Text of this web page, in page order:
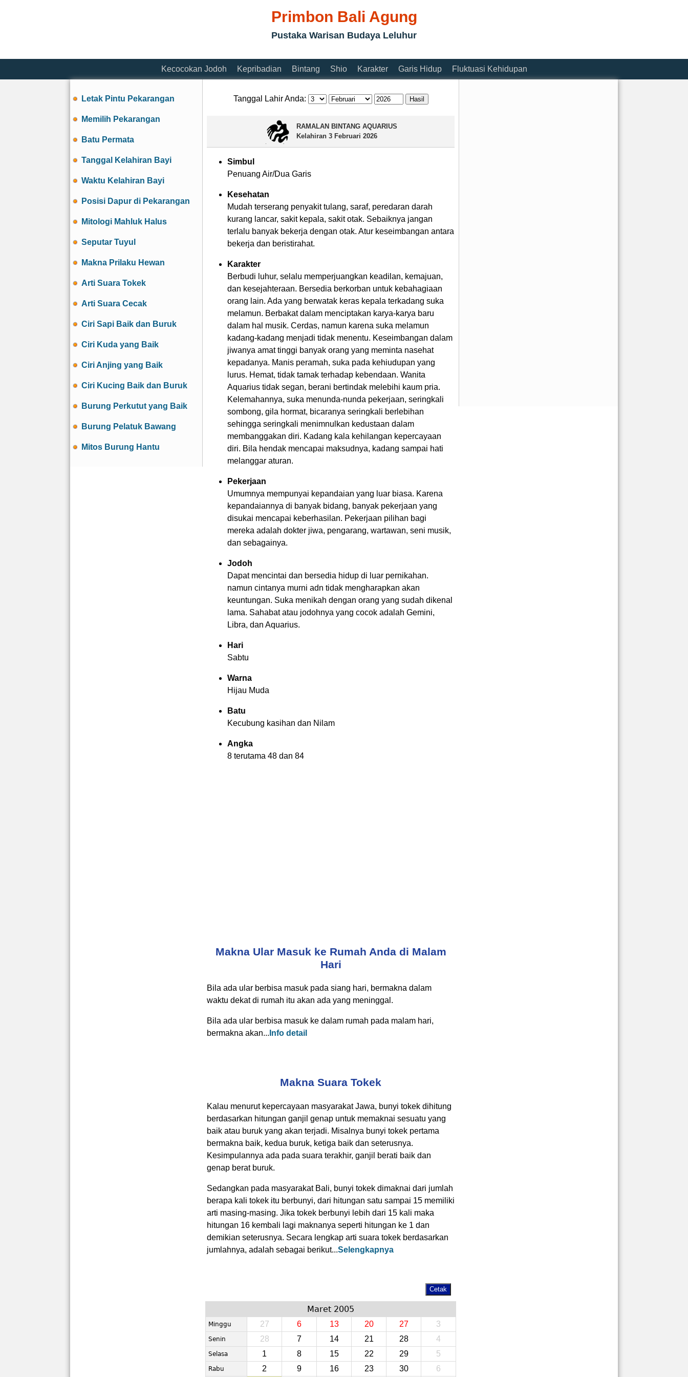
Primbon Bali Agung
Pustaka Warisan Budaya Leluhur
Kecocokan Jodoh Kepribadian Bintang Shio Karakter Garis Hidup Fluktuasi Kehidupan
Letak Pintu Pekarangan
Memilih Pekarangan
Batu Permata
Tanggal Kelahiran Bayi
Waktu Kelahiran Bayi
Posisi Dapur di Pekarangan
Mitologi Mahluk Halus
Seputar Tuyul
Makna Prilaku Hewan
Arti Suara Tokek
Arti Suara Cecak
Ciri Sapi Baik dan Buruk
Ciri Kuda yang Baik
Ciri Anjing yang Baik
Ciri Kucing Baik dan Buruk
Burung Perkutut yang Baik
Burung Pelatuk Bawang
Mitos Burung Hantu
Tanggal Lahir Anda:
RAMALAN BINTANG AQUARIUS
Kelahiran 3 Februari 2026
Simbul
Penuang Air/Dua Garis
Kesehatan
Mudah terserang penyakit tulang, saraf, peredaran darah
kurang lancar, sakit kepala, sakit otak. Sebaiknya jangan
terlalu banyak bekerja dengan otak. Atur keseimbangan antara
bekerja dan beristirahat.
Karakter
Berbudi luhur, selalu memperjuangkan keadilan, kemajuan,
dan kesejahteraan. Bersedia berkorban untuk kebahagiaan
orang lain. Ada yang berwatak keras kepala terkadang suka
melamun. Berbakat dalam menciptakan karya-karya baru
dalam hal musik. Cerdas, namun karena suka melamun
kadang-kadang menjadi tidak menentu. Keseimbangan dalam
jiwanya amat tinggi banyak orang yang meminta nasehat
kepadanya. Manis peramah, suka pada kehiudupan yang
lurus. Hemat, tidak tamak terhadap kebendaan. Wanita
Aquarius tidak segan, berani bertindak melebihi kaum pria.
Kelemahannya, suka menunda-nunda pekerjaan, seringkali
sombong, gila hormat, bicaranya seringkali berlebihan
sehingga seringkali menimnulkan kedustaan dalam
membanggakan diri. Kadang kala kehilangan kepercayaan
diri. Bila hendak mencapai maksudnya, kadang sampai hati
melanggar aturan.
Pekerjaan
Umumnya mempunyai kepandaian yang luar biasa. Karena
kepandaiannya di banyak bidang, banyak pekerjaan yang
disukai mencapai keberhasilan. Pekerjaan pilihan bagi
mereka adalah dokter jiwa, pengarang, wartawan, seni musik,
dan sebagainya.
Jodoh
Dapat mencintai dan bersedia hidup di luar pernikahan.
namun cintanya murni adn tidak mengharapkan akan
keuntungan. Suka menikah dengan orang yang sudah dikenal
lama. Sahabat atau jodohnya yang cocok adalah Gemini,
Libra, dan Aquarius.
Hari
Sabtu
Warna
Hijau Muda
Batu
Kecubung kasihan dan Nilam
Angka
8 terutama 48 dan 84
Makna Ular Masuk ke Rumah Anda di Malam
Hari
Bila ada ular berbisa masuk pada siang hari, bermakna dalam
waktu dekat di rumah itu akan ada yang meninggal.
Bila ada ular berbisa masuk ke dalam rumah pada malam hari,
bermakna akan... Info detail
Makna Suara Tokek
Kalau menurut kepercayaan masyarakat Jawa, bunyi tokek dihitung
berdasarkan hitungan ganjil genap untuk memaknai sesuatu yang
baik atau buruk yang akan terjadi. Misalnya bunyi tokek pertama
bermakna baik, kedua buruk, ketiga baik dan seterusnya.
Kesimpulannya ada pada suara terakhir, ganjil berati baik dan
genap berat buruk.
Sedangkan pada masyarakat Bali, bunyi tokek dimaknai dari jumlah
berapa kali tokek itu berbunyi, dari hitungan satu sampai 15 memiliki
arti masing-masing. Jika tokek berbunyi lebih dari 15 kali maka
hitungan 16 kembali lagi maknanya seperti hitungan ke 1 dan
demikian seterusnya. Secara lengkap arti suara tokek berdasarkan
jumlahnya, adalah sebagai berikut...Selengkapnya
Maret 2005
Minggu 27 6 13 20 27 3
Senin 28 7 14 21 28 4
Selasa 1 8 15 22 29 5
Rabu 2 9 16 23 30 6